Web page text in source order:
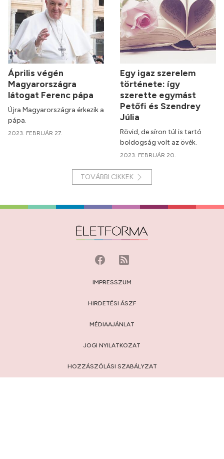
Április végén
Magyarországra
látogat Ferenc pápa
Újra Magyarországra érkezik a
pápa.
2023. FEBRUÁR 27.
Egy igaz szerelem
története: így
szerette egymást
Petőfi és Szendrey
Júlia
Rövid, de síron túl is tartó
boldogság volt az övék.
2023. FEBRUÁR 20.
TOVÁBBI CIKKEK
IMPRESSZUM
HIRDETÉSI ÁSZF
MÉDIAAJÁNLAT
JOGI NYILATKOZAT
HOZZÁSZÓLÁSI SZABÁLYZAT